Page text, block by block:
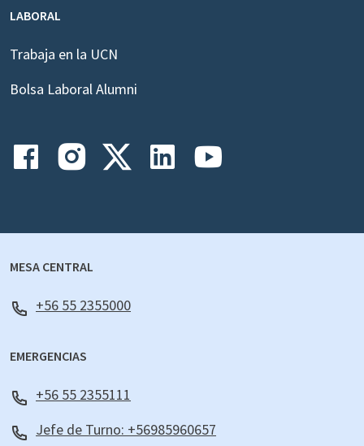
LABORAL
Trabaja en la UCN
Bolsa Laboral Alumni
MESA CENTRAL
+56 55 2355000
EMERGENCIAS
+56 55 2355111
Jefe de Turno: +56985960657